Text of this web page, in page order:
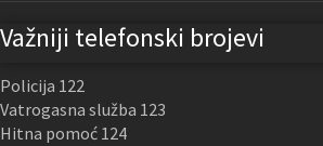
Važniji telefonski brojevi
Policija 122
Vatrogasna služba 123
Hitna pomoć 124